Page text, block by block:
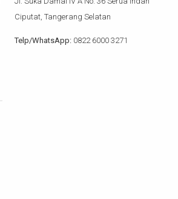
Ciputat, Tangerang Selatan
Telp/WhatsApp: 0822 6000 3271